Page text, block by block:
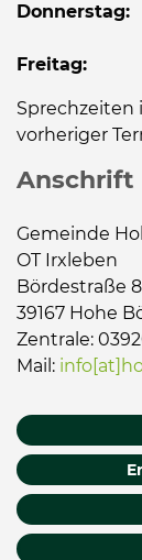
Donnerstag:
Freitag:
Sprechzeiten
vorheriger
Anschrift
Gemeinde
OT Irxleben
Bördestraße 8
39167 Hohe
Zentrale:
Mail: